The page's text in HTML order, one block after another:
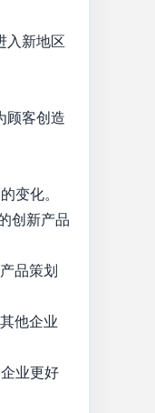
入新地区
顾客创造
变化。
创新产品
品策划
他企业
业更好